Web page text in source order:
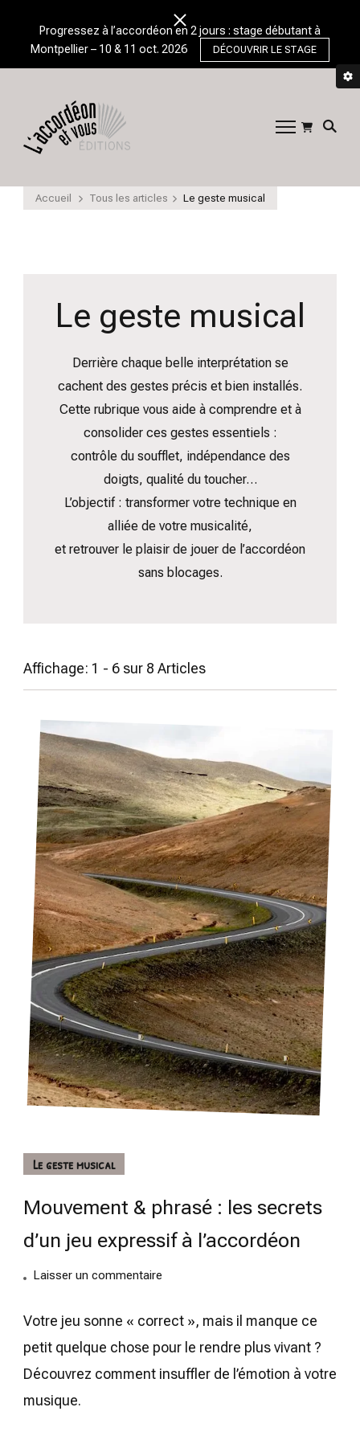
Progressez à l’accordéon en 2 jours : stage débutant à
Montpellier – 10 & 11 oct. 2026
DÉCOUVRIR LE STAGE
L'Accordéon et
et progresser ✅ à l'accordéon
Accueil Tous les articles Le geste musical
Le geste musical
Derrière chaque belle interprétation se
cachent des gestes précis et bien installés.
Cette rubrique vous aide à comprendre et à
consolider ces gestes essentiels :
contrôle du soufflet, indépendance des
doigts, qualité du toucher…
L’objectif : transformer votre technique en
alliée de votre musicalité,
et retrouver le plaisir de jouer de l’accordéon
sans blocages.
Affichage: 1 - 6 sur 8 Articles
Le geste musical
Mouvement & phrasé : les secrets
d’un jeu expressif à l’accordéon
Laisser un commentaire
&
phrasé
les
Votre jeu sonne « correct », mais il manque ce
petit quelque chose pour le rendre plus vivant ?
Découvrez comment insuffler de l’émotion à votre
musique.